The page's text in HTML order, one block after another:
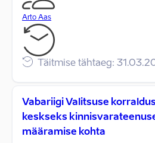
Arto Aas
Täitmise tähtaeg:
Vabariigi Valitsuse
keskseks
määramise kohta